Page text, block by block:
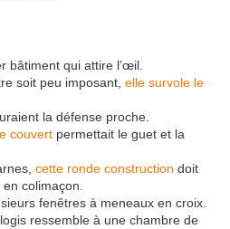
bâtiment qui attire l’œil.
soit peu imposant, elle survole le
la défense proche.
couvert permettait le guet et la
cette ronde construction doit
colimaçon.
fenêtres à meneaux en croix.
ressemble à une chambre de